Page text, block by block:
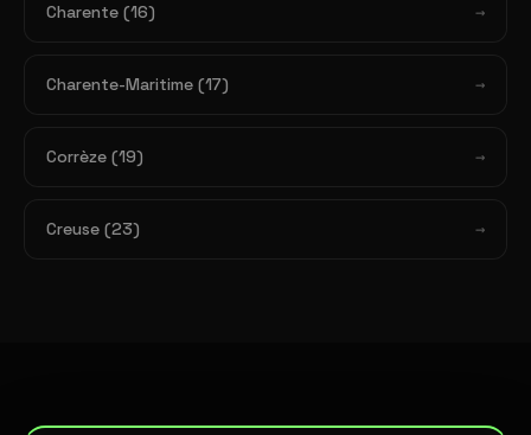
Charente (16)
Charente-Maritime (17)
Corrèze (19)
Creuse (23)